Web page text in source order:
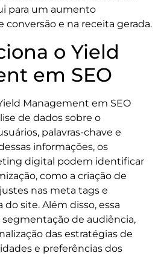
para um aumento
conversão e na receita gerada.
o Yield
em SEO
Management em SEO
de dados sobre o
palavras-chave e
informações, os
digital podem identificar
como a criação de
nas meta tags e
site. Além disso, essa
de audiência,
das estratégias de
e preferências dos